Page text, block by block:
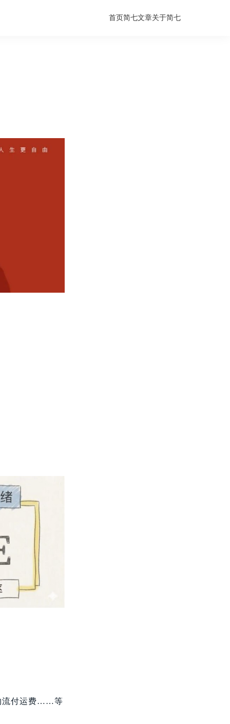
首页简七文章关于简七
流付运费……等